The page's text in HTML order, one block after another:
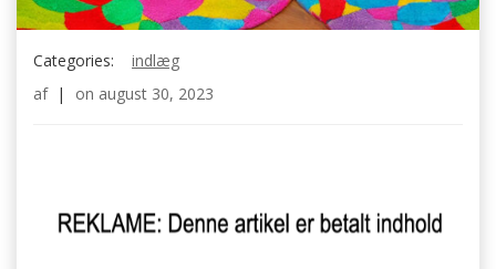
Categories:
indlæg
af | on august 30, 2023